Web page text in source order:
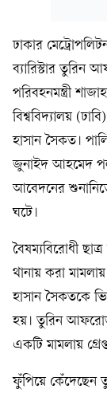
ঢাকার
ব্যারিস্টার
পরিবহনমন্ত্রী
বিশ্ববিদ্যালয়
হাসান সৈকত।
জুনাইদ আহমেদ
আবেদনের
ঘটে।
বৈষম্যবিরোধী
থানায় করা
হাসান সৈকতকে
হয়। তুরিন
একটি মামলায়
ফুঁপিয়ে কেঁদেছেন